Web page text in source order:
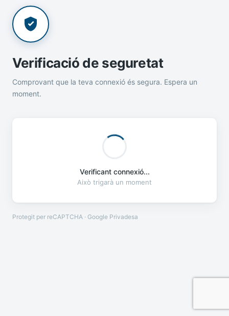
Verificació de seguretat
Comprovant que la teva connexió és segura. Espera un
moment.
Verificant connexió...
Això trigarà un moment
Protegit per reCAPTCHA · Google Privadesa